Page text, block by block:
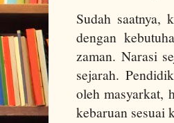
Sudah saatnya,
dengan
zaman. Narasi
sejarah.
oleh masyarkat,
kebaruan sesuai